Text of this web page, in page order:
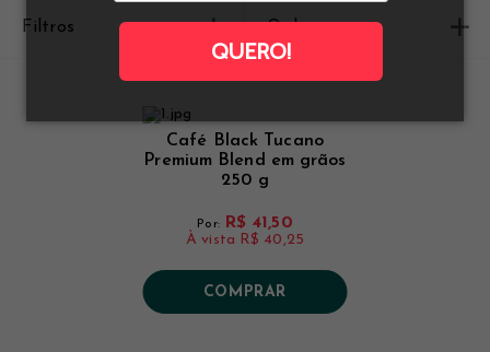
QUERO!
Filtros Ordenar
Café Black Tucano
Premium Blend em grãos
250 g
Por: R$ 41,50
À vista R$ 40,25
COMPRAR